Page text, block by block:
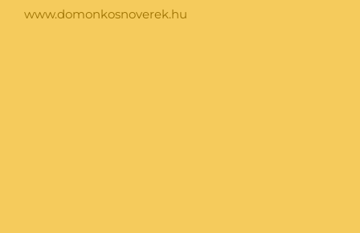
www.domonkosnoverek.hu